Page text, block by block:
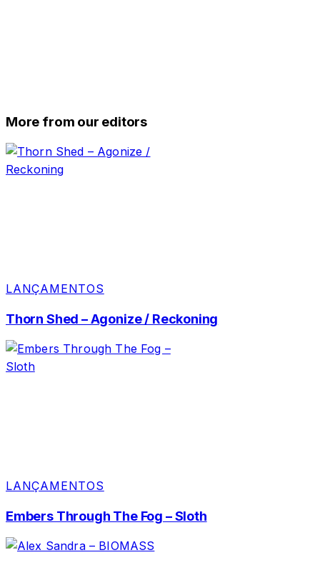
More from our editors
LANÇAMENTOS
Thorn Shed – Agonize / Reckoning
LANÇAMENTOS
Embers Through The Fog – Sloth